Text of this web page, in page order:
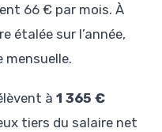
66 € par mois. À
étalée sur l’année,
mensuelle.
à 1 365 €
tiers du salaire net